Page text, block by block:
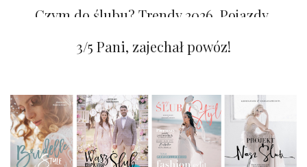
Czym do ślubu? Trendy 2026. Pojazdy,
5/6 Łodzie i canoe w aranżacjach
3/5 Pani, zajechał powóz!